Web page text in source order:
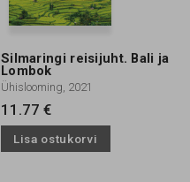
Silmaringi reisijuht. Bali ja
Lombok
Ühislooming, 2021
11.77 €
Lisa ostukorvi